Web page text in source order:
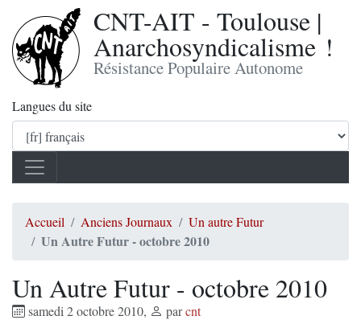
CNT-AIT - Toulouse |
Anarchosyndicalisme !
Résistance Populaire Autonome
Langues du site
Accueil Anciens Journaux Un autre Futur
Un Autre Futur - octobre 2010
Un Autre Futur - octobre 2010
samedi 2 octobre 2010, parcnt